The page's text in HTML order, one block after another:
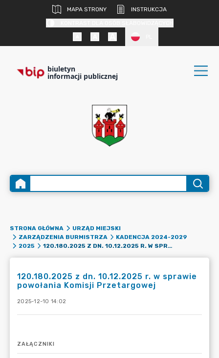
MAPA STRONY
INSTRUKCJA
biuletyn
informacji publicznej
STRONA GŁÓWNA
URZĄD MIEJSKI
ZARZĄDZENIA BURMISTRZA
KADENCJA 2024-2029
2025
120.180.2025 Z DN. 10.12.2025 R. W SPRAWIE POWOŁANIA KOMISJI PRZETARGOWEJ
120.180.2025 z dn. 10.12.2025 r. w sprawie
powołania Komisji Przetargowej
2025-12-10 14:02
ZAŁĄCZNIKI